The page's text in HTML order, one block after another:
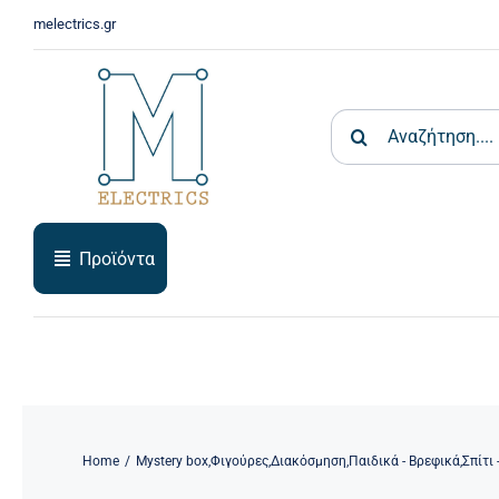
melectrics.gr
Search
for:
Προϊόντα
Home Mystery box,Φιγούρες,Διακόσμηση,Παιδικά - Βρεφικά,